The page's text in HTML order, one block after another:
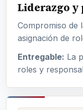
Liderazgo y
Compromiso de
asignación de
Entregable: La
roles y